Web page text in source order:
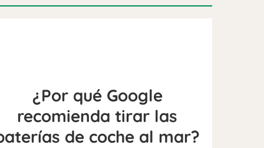
¿Por qué Google
recomienda tirar las
de coche al mar?